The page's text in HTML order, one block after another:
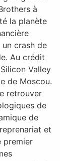
à
la planète
crash de
Au crédit
Valley
de Moscou.
retrouver
de
de
et
premier